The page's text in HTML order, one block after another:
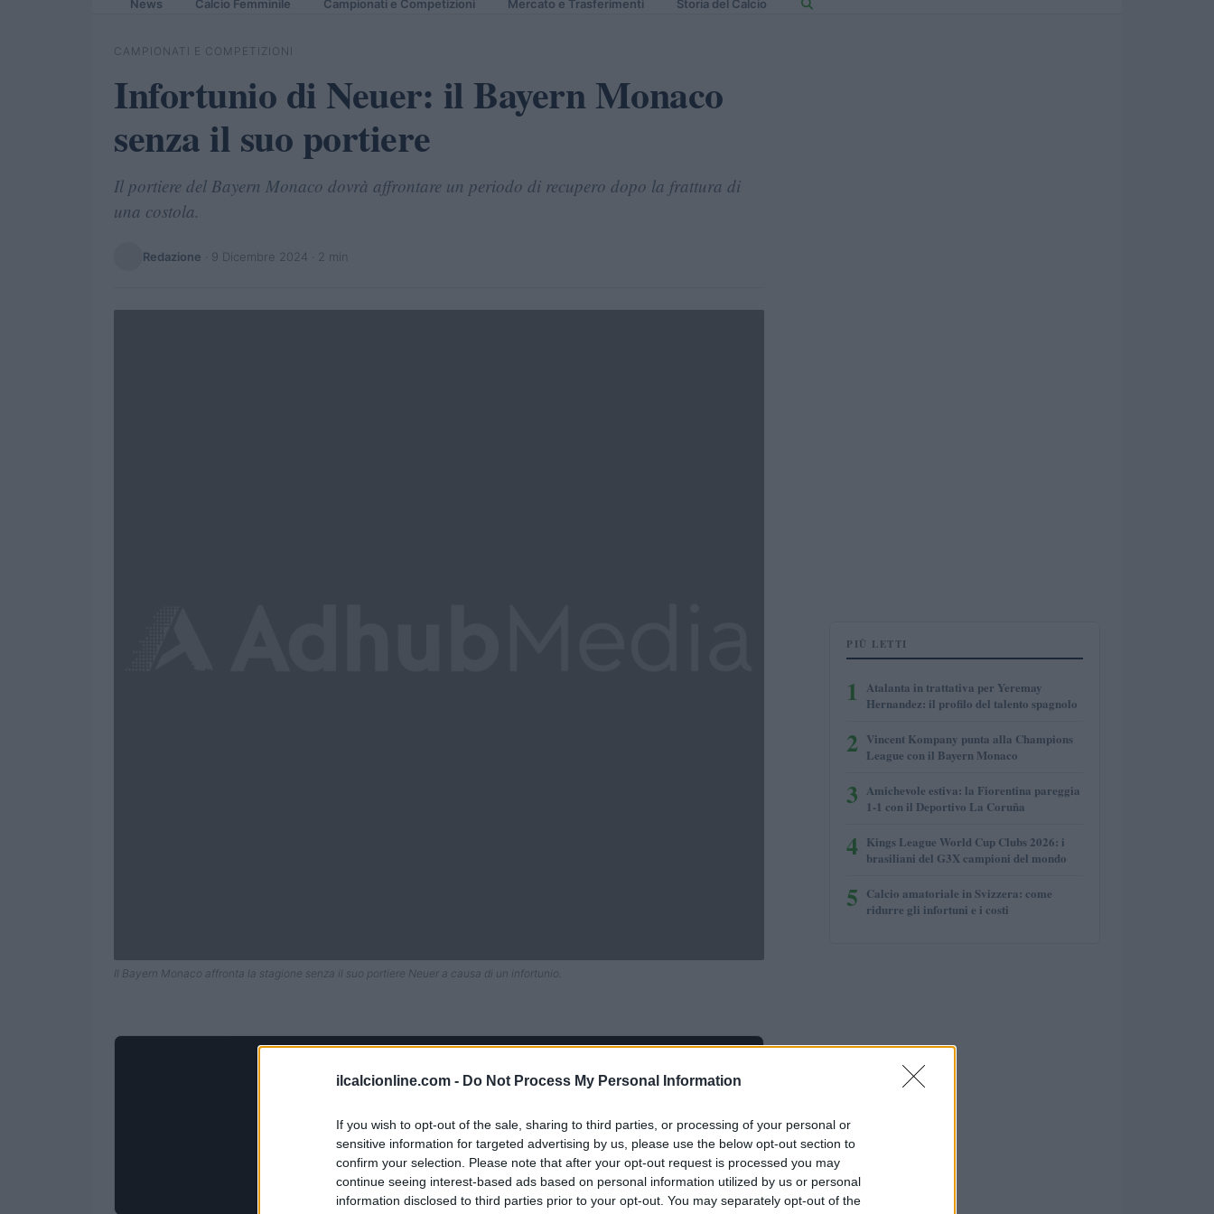
ilcalcionline.com - Do Not Process My Personal Information
If you wish to opt-out of the sale, sharing to third parties, or processing of your personal or
sensitive information for targeted advertising by us, please use the below opt-out section to
confirm your selection. Please note that after your opt-out request is processed you may
continue seeing interest-based ads based on personal information utilized by us or personal
information disclosed to third parties prior to your opt-out. You may separately opt-out of the
News Calcio Femminile Campionati e Competizioni Mercato e Trasferimenti Storia del Calcio
CAMPIONATI E COMPETIZIONI
Infortunio di Neuer: il Bayern Monaco
senza il suo portiere
Il portiere del Bayern Monaco dovrà affrontare un periodo di recupero dopo la frattura di
una costola.
Redazione 9 Dicembre 2024 · 2 min
Il Bayern Monaco affronta la stagione senza il suo portiere Neuer a causa di un infortunio.
PIÙ LETTI
1
Atalanta in trattativa per Yeremay
Hernandez: il profilo del talento spagnolo
2 Vincent Kompany punta alla Champions
League con il Bayern Monaco
3 Amichevole estiva: la Fiorentina pareggia
1-1 con il Deportivo La Coruña
4 Kings League World Cup Clubs 2026: i
brasiliani del G3X campioni del mondo
5 Calcio amatoriale in Svizzera: come
ridurre gli infortuni e i costi